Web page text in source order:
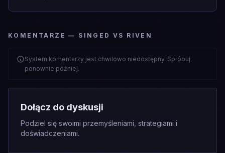
KOMENTARZE — SINGED VS RIVEN
System komentarzy jest chwilowo niedostępny. Spróbuj
ponownie później.
Dołącz do dyskusji
Podziel się swoimi przemyśleniami, strategiami i
doświadczeniami.